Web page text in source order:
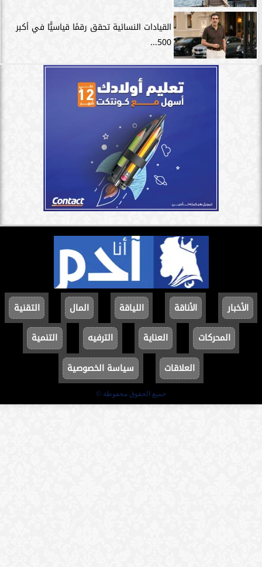
القيادات النسائية تحقق رقمًا قياسيًّا في أكبر
500...
الأخبار الأناقة اللياقة المال
التقنية
المحركات
العناية الترفيه
التنمية
العلاقات
سياسة الخصوصية
جميع الحقوق محفوظة ©